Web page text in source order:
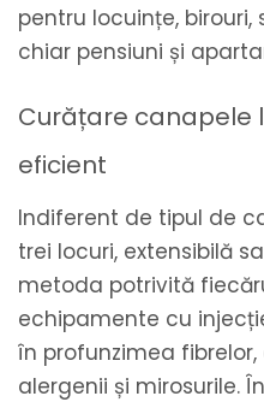
pentru locuințe,
chiar pensiuni și
Curățare canapele
eficient
Indiferent de tipul de
trei locuri, extensibilă
metoda potrivită
echipamente cu
în profunzimea
alergenii și mirosurile.